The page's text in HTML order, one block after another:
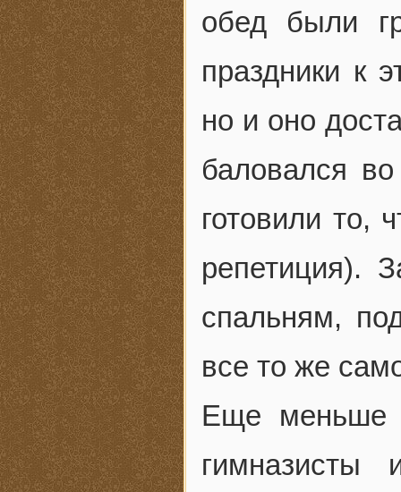
обед были
праздники к
но и оно
баловался
готовили то,
репетиция).
спальням,
все то же
Еще меньше